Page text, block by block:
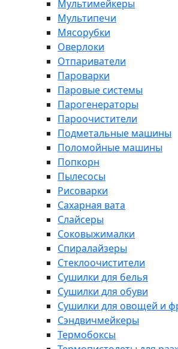
Мультимейкеры
Мультипечи
Мясорубки
Оверлоки
Отпариватели
Пароварки
Паровые системы
Парогенераторы
Пароочистители
Подметальные машины
Поломойные машины
Попкорн
Пылесосы
Рисоварки
Сахарная вата
Слайсеры
Соковыжималки
Спиралайзеры
Стеклоочистители
Сушилки для белья
Сушилки для обуви
Сушилки для овощей и
Сэндвичмейкеры
Термобоксы